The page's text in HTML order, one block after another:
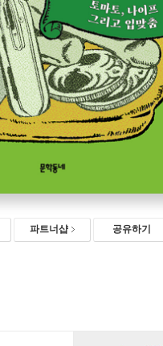
파트너샵 공유하기